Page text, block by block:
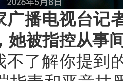
广播电视台记
她被指控从事
不了解你提到